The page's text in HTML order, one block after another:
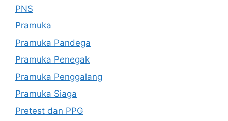
PNS
Pramuka
Pramuka Pandega
Pramuka Penegak
Pramuka Penggalang
Pramuka Siaga
Pretest dan PPG